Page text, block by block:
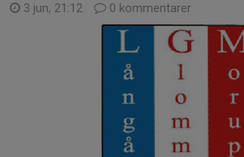
3 jun, 21:12 0 kommentarer